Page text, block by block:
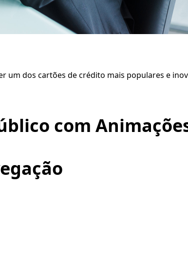
um dos cartões de crédito mais populares e
com